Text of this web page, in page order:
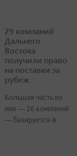
29 компаний
Дальнего
Востока
получили право
на поставки за
рубеж
Большая часть из
них — 26 компаний
— базируется в